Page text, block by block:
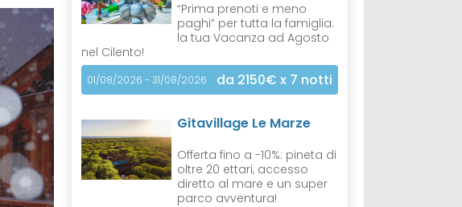
“Prima prenoti e meno
paghi” per tutta la famiglia:
la tua Vacanza ad Agosto
nel Cilento!
01/08/2026 - 31/08/2026 da 2150€ x 7 notti
Gitavillage Le Marze
Offerta fino a -10%: pineta di
oltre 20 ettari, accesso
diretto al mare e un super
parco avventura!